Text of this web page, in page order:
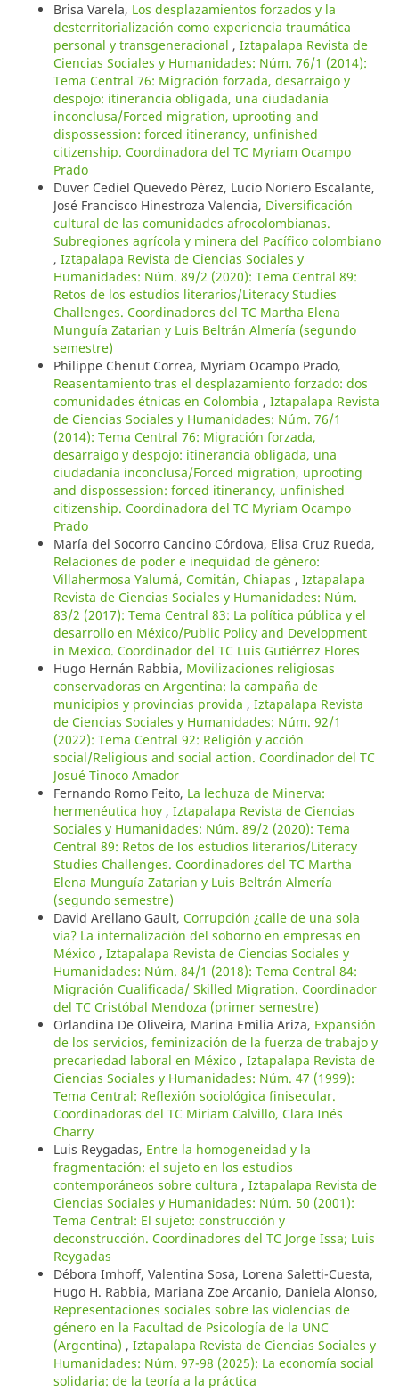
Brisa Varela, Los desplazamientos forzados y la
desterritorialización como experiencia traumática
personal y transgeneracional , Iztapalapa Revista de
Ciencias Sociales y Humanidades: Núm. 76/1 (2014):
Tema Central 76: Migración forzada, desarraigo y
despojo: itinerancia obligada, una ciudadanía
inconclusa/Forced migration, uprooting and
dispossession: forced itinerancy, unfinished
citizenship. Coordinadora del TC Myriam Ocampo
Prado
Duver Cediel Quevedo Pérez, Lucio Noriero Escalante,
José Francisco Hinestroza Valencia, Diversificación
cultural de las comunidades afrocolombianas.
Subregiones agrícola y minera del Pacífico colombiano
, Iztapalapa Revista de Ciencias Sociales y
Humanidades: Núm. 89/2 (2020): Tema Central 89:
Retos de los estudios literarios/Literacy Studies
Challenges. Coordinadores del TC Martha Elena
Munguía Zatarian y Luis Beltrán Almería (segundo
semestre)
Philippe Chenut Correa, Myriam Ocampo Prado,
Reasentamiento tras el desplazamiento forzado: dos
comunidades étnicas en Colombia , Iztapalapa Revista
de Ciencias Sociales y Humanidades: Núm. 76/1
(2014): Tema Central 76: Migración forzada,
desarraigo y despojo: itinerancia obligada, una
ciudadanía inconclusa/Forced migration, uprooting
and dispossession: forced itinerancy, unfinished
citizenship. Coordinadora del TC Myriam Ocampo
Prado
María del Socorro Cancino Córdova, Elisa Cruz Rueda,
Relaciones de poder e inequidad de género:
Villahermosa Yalumá, Comitán, Chiapas , Iztapalapa
Revista de Ciencias Sociales y Humanidades: Núm.
83/2 (2017): Tema Central 83: La política pública y el
desarrollo en México/Public Policy and Development
in Mexico. Coordinador del TC Luis Gutiérrez Flores
Hugo Hernán Rabbia, Movilizaciones religiosas
conservadoras en Argentina: la campaña de
municipios y provincias provida , Iztapalapa Revista
de Ciencias Sociales y Humanidades: Núm. 92/1
(2022): Tema Central 92: Religión y acción
social/Religious and social action. Coordinador del TC
Josué Tinoco Amador
Fernando Romo Feito, La lechuza de Minerva:
hermenéutica hoy , Iztapalapa Revista de Ciencias
Sociales y Humanidades: Núm. 89/2 (2020): Tema
Central 89: Retos de los estudios literarios/Literacy
Studies Challenges. Coordinadores del TC Martha
Elena Munguía Zatarian y Luis Beltrán Almería
(segundo semestre)
David Arellano Gault, Corrupción ¿calle de una sola
vía? La internalización del soborno en empresas en
México , Iztapalapa Revista de Ciencias Sociales y
Humanidades: Núm. 84/1 (2018): Tema Central 84:
Migración Cualificada/ Skilled Migration. Coordinador
del TC Cristóbal Mendoza (primer semestre)
Orlandina De Oliveira, Marina Emilia Ariza, Expansión
de los servicios, feminización de la fuerza de trabajo y
precariedad laboral en México , Iztapalapa Revista de
Ciencias Sociales y Humanidades: Núm. 47 (1999):
Tema Central: Reflexión sociológica finisecular.
Coordinadoras del TC Miriam Calvillo, Clara Inés
Charry
Luis Reygadas, Entre la homogeneidad y la
fragmentación: el sujeto en los estudios
contemporáneos sobre cultura , Iztapalapa Revista de
Ciencias Sociales y Humanidades: Núm. 50 (2001):
Tema Central: El sujeto: construcción y
deconstrucción. Coordinadores del TC Jorge Issa; Luis
Reygadas
Débora Imhoff, Valentina Sosa, Lorena Saletti-Cuesta,
Hugo H. Rabbia, Mariana Zoe Arcanio, Daniela Alonso,
Representaciones sociales sobre las violencias de
género en la Facultad de Psicología de la UNC
(Argentina) , Iztapalapa Revista de Ciencias Sociales y
Humanidades: Núm. 97-98 (2025): La economía social
solidaria: de la teoría a la práctica